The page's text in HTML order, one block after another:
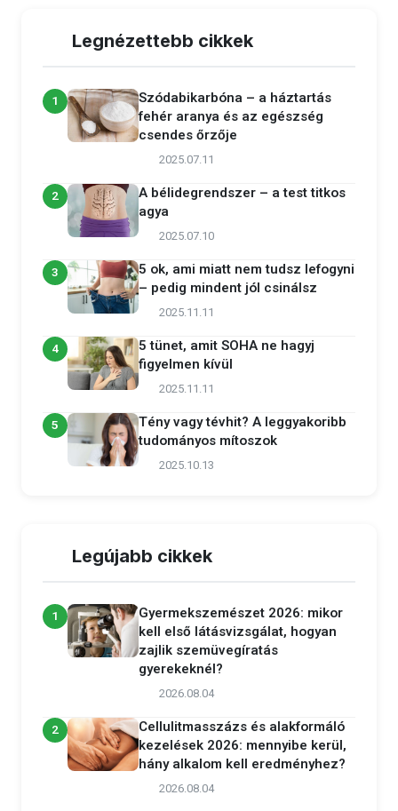
Legnézettebb cikkek
1
Szódabikarbóna – a háztartás
fehér aranya és az egészség
csendes őrzője
2025.07.11
2
A bélidegrendszer – a test titkos
agya
2025.07.10
3
5 ok, ami miatt nem tudsz lefogyni
– pedig mindent jól csinálsz
2025.11.11
4
5 tünet, amit SOHA ne hagyj
figyelmen kívül
2025.11.11
5
Tény vagy tévhit? A leggyakoribb
tudományos mítoszok
2025.10.13
Legújabb cikkek
1
Gyermekszemészet 2026: mikor
kell első látásvizsgálat, hogyan
zajlik szemüvegíratás
gyerekeknél?
2026.08.04
2
Cellulitmasszázs és alakformáló
kezelések 2026: mennyibe kerül,
hány alkalom kell eredményhez?
2026.08.04